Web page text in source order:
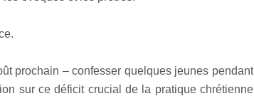
prochain – confesser quelques jeunes pendant
sur ce déficit crucial de la pratique chrétienne